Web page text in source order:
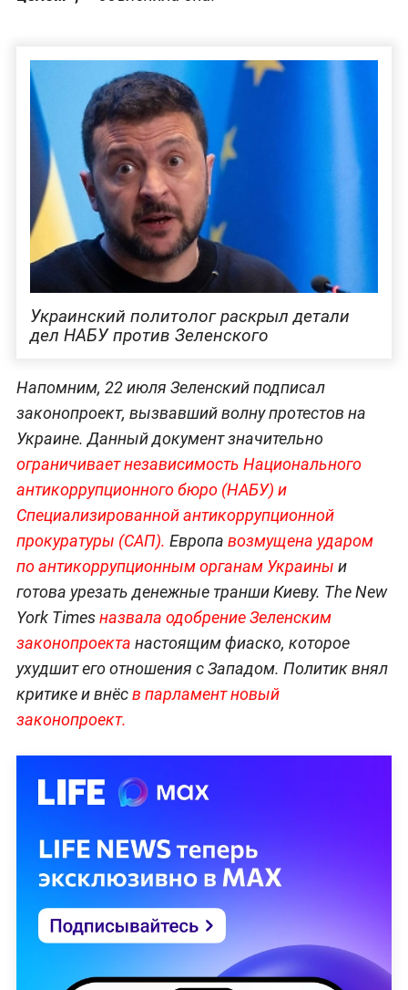
Украинский политолог раскрыл детали
дел НАБУ против Зеленского
Напомним, 22 июля Зеленский подписал
законопроект, вызвавший волну протестов на
Украине. Данный документ значительно
ограничивает независимость Национального
антикоррупционного бюро (НАБУ) и
Специализированной антикоррупционной
прокуратуры (САП). Европа возмущена ударом
по антикоррупционным органам Украины и
готова урезать денежные транши Киеву. The New
York Timesназвала одобрение Зеленским
законопроекта настоящим фиаско, которое
ухудшит его отношения с Западом. Политик внял
критике и внёсв парламент новый
законопроект.